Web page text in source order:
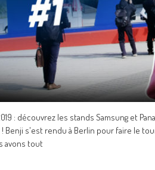
: découvrez les stands Samsung et
! Benji s'est rendu à Berlin pour faire le
avons tout